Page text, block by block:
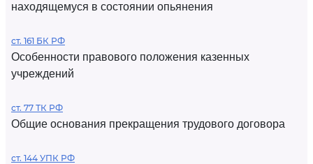
находящемуся в состоянии опьянения
ст. 161 БК РФ
Особенности правового положения казенных
учреждений
ст. 77 ТК РФ
Общие основания прекращения трудового договора
ст. 144 УПК РФ